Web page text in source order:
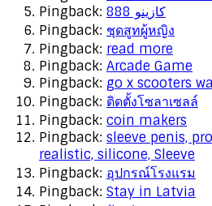
Pingback:
كازينو 888
Pingback: ชุดสูทผู้หญิง
Pingback: read more
Pingback: Arcade Game
Pingback: go x scooters
Pingback: ติดตั้งโซลาเซลล์
Pingback: coin makers
Pingback: sleeve penis,
realistic, silicone, Sleeve
Pingback: อุปกรณ์โรงแรม
Pingback: Stay in Latvia